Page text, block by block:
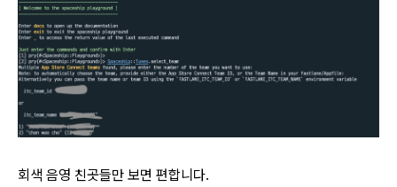
회색 음영 친곳들만 보면 편합니다.